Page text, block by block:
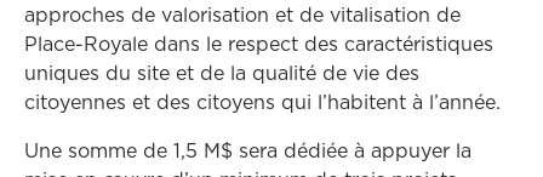
approches de valorisation et de vitalisation de
Place-Royale dans le respect des caractéristiques
uniques du site et de la qualité de vie des
citoyennes et des citoyens qui l’habitent à l’année.
Une somme de 1,5 M$ sera dédiée à appuyer la